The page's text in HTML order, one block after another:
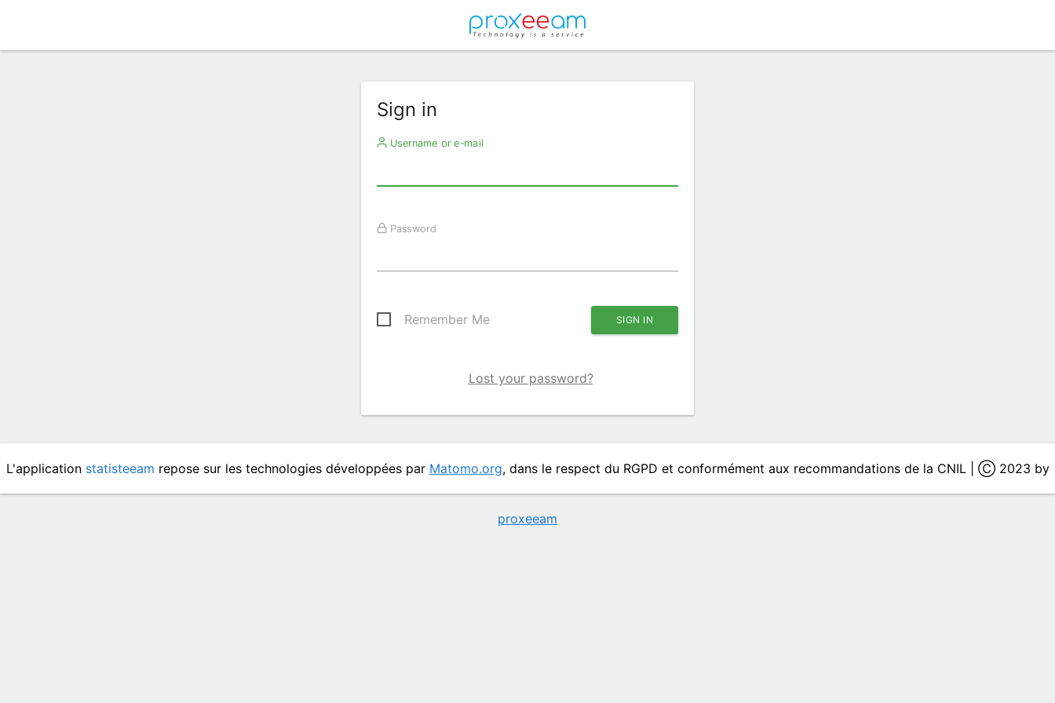
Sign in
Username or e-mail
Password
Remember Me
Lost your password?
L'application statisteeam repose sur les technologies développées par Matomo.org, dans le respect du RGPD et conformément aux recommandations de la CNIL | Ⓒ 2023 by
proxeeam